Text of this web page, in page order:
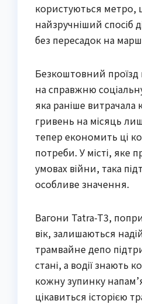
користуються метро,
найзручніший спосіб
без пересадок на
Безкоштовний проїзд
на справжню
яка раніше витрачала
гривень на місяць
тепер економить ці
потреби. У місті, яке
умовах війни, така
особливе значення.
Вагони Tatra-T3,
вік, залишаються
трамвайне депо
стані, а водії знають
кожну зупинку
цікавиться історією